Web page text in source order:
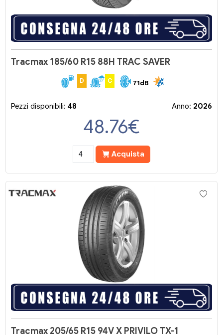
Tracmax 185/60 R15 88H TRAC SAVER
D C 71dB
Pezzi disponibili:48 Anno: 2026
48.76€
Acquista
Tracmax 205/65 R15 94V X PRIVILO TX-1